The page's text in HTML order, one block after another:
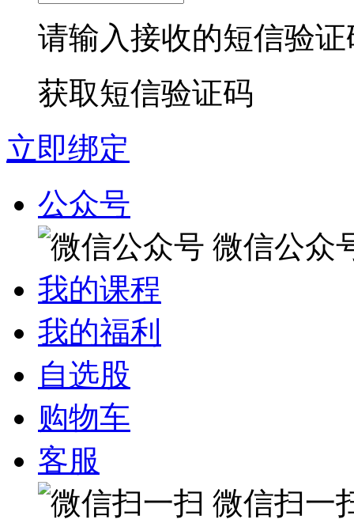
请输入接收的短信验证
获取短信验证码
立即绑定
公众号
微信公众
我的课程
我的福利
自选股
购物车
客服
微信扫一